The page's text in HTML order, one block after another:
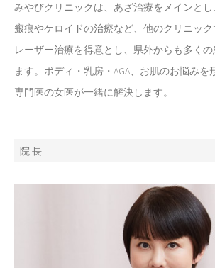
みやびクリニックは、あざ治療をメインと
瘢痕やケロイドの治療など、他のクリニッ
レーザー治療を得意とし、県外からも多く
ます。ボディ・乳房・AGA、お肌のお悩みを
専門医の女医が一緒に解決します。
院 長